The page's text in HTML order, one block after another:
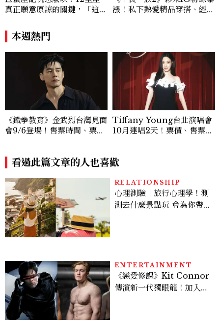
真正願意原諒的關鍵，「這星
怎麼做
漲！私下熱愛精品穿搭、經營
本週熱門
《鐵拳教育》金武烈台灣見面
會9/6登場！售票時間、票
Tiffany Young台北演唱會
10月連唱2天！票價、售票時
看過此篇文章的人也喜歡
RELATIONSHIP
心理測驗｜旅行心理學！測
測去什麼景點玩 會為你帶來
ENTERTAINMENT
《戀愛修課》Kit Connor
傳演新一代獨眼龍！加入新